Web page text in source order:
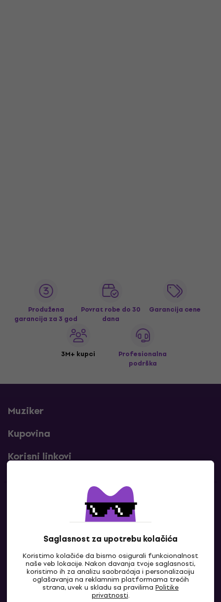
Saglasnost za upotrebu kolačića
Koristimo kolačiće da bismo osigurali funkcionalnost
naše veb lokacije. Nakon davanja tvoje saglasnosti,
koristimo ih za analizu saobraćaja i personalizaciju
oglašavanja na reklamnim platformama trećih
strana, uvek u skladu sa pravilima Politike
privatnosti.
Produžena
garancija za 3 god
Povrat robe do 30
dana
Garancija cene
3M+ kupci
Profesionalna
podrška
Muziker
Kupovina
Korisni linkovi
Kontakti
Kontaktiraj nas